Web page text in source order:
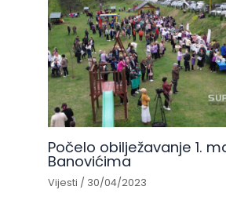
Počelo obilježavanje 1.
Banovićima
Vijesti / 30/04/2023